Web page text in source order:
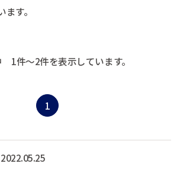
す。
1件～2件を表示しています。
1
2022.05.25